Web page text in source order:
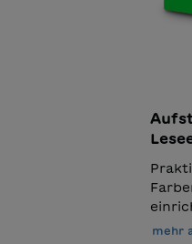
den
mehr